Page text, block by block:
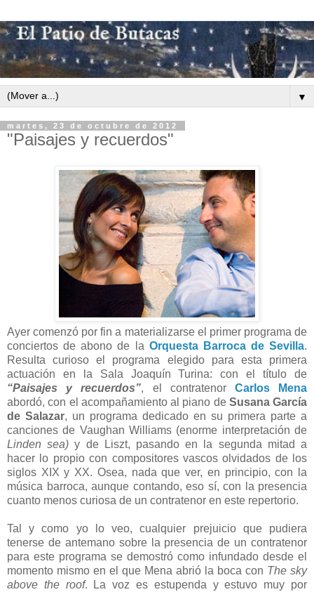
▼
martes, 23 de octubre de 2012
"Paisajes y recuerdos"
Ayer comenzó por fin a materializarse el primer programa de
conciertos de abono de la Orquesta Barroca de Sevilla.
Resulta curioso el programa elegido para esta primera
actuación en la Sala Joaquín Turina: con el título de
“Paisajes y recuerdos”, el contratenor Carlos Mena
abordó, con el acompañamiento al piano de Susana García
de Salazar, un programa dedicado en su primera parte a
canciones de Vaughan Williams (enorme interpretación de
Linden sea) y de Liszt, pasando en la segunda mitad a
hacer lo propio con compositores vascos olvidados de los
siglos XIX y XX. Osea, nada que ver, en principio, con la
música barroca, aunque contando, eso sí, con la presencia
cuanto menos curiosa de un contratenor en este repertorio.
Tal y como yo lo veo, cualquier prejuicio que pudiera
tenerse de antemano sobre la presencia de un contratenor
para este programa se demostró como infundado desde el
momento mismo en el que Mena abrió la boca con The sky
above the roof. La voz es estupenda y estuvo muy por